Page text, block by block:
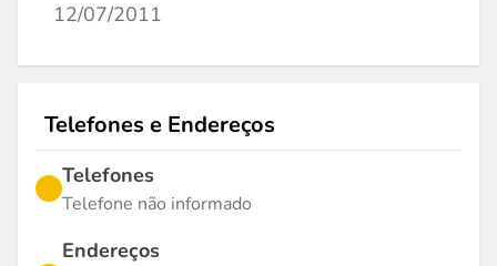
12/07/2011
Telefones e Endereços
Telefones
Telefone não informado
Endereços